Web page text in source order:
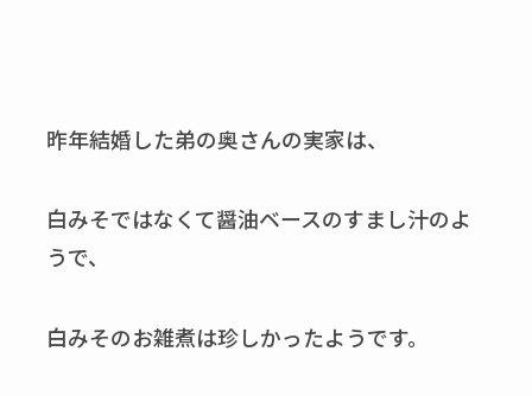
昨年結婚した弟の奥さんの実家は、
白みそではなくて醤油ベースのすまし汁のよ
うで、
白みそのお雑煮は珍しかったようです。